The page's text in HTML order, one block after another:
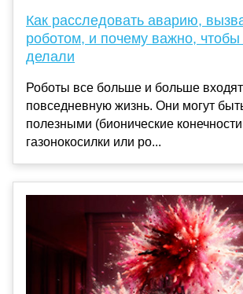
Как расследовать аварию,
роботом, и почему важно,
делали
Роботы все больше и больше
повседневную жизнь. Они могут
полезными (бионические
газонокосилки или ро...